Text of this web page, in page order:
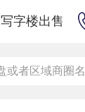
写字楼出售